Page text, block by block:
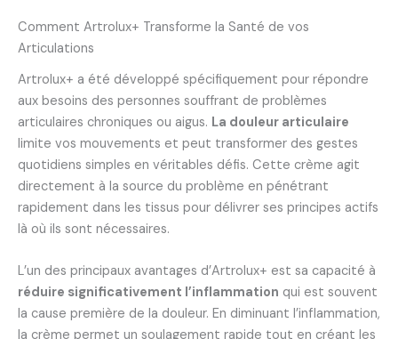
Comment Artrolux+ Transforme la Santé de vos
Articulations
Artrolux+ a été développé spécifiquement pour répondre
aux besoins des personnes souffrant de problèmes
articulaires chroniques ou aigus. La douleur articulaire
limite vos mouvements et peut transformer des gestes
quotidiens simples en véritables défis. Cette crème agit
directement à la source du problème en pénétrant
rapidement dans les tissus pour délivrer ses principes actifs
là où ils sont nécessaires.
L’un des principaux avantages d’Artrolux+ est sa capacité à
réduire significativement l’inflammation qui est souvent
la cause première de la douleur. En diminuant l’inflammation,
la crème permet un soulagement rapide tout en créant les